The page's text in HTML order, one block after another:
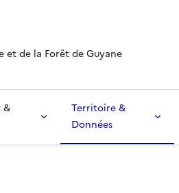
et de la Forêt de Guyane
&
Territoire &
Données